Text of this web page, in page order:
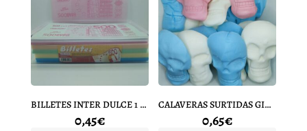
pueden
elegir
en
se
elegir
en
la
de
BILLETES INTER DULCE 1 UNIDAD
0,45€
CALAVERAS SURTIDAS GIGANTES
0,65€